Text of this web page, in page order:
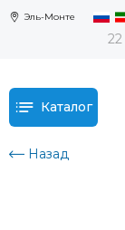
Эль-Монте
Каталог
Назад